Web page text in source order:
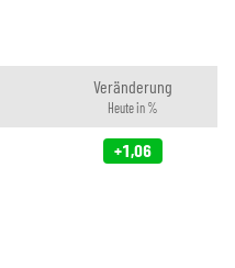
Veränderung
Heute in %
+1,06